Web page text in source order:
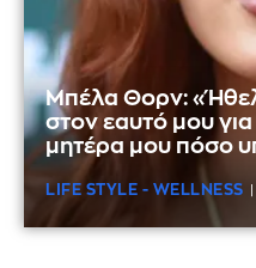
Μπέλα Θορν:
στον εαυτό μου
μητέρα μου πόσο
LIFE STYLE - WELLNESS